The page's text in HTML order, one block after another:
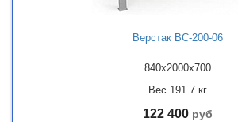
Верстак ВС-200-06
840x2000x700
Вес 191.7 кг
122 400 руб